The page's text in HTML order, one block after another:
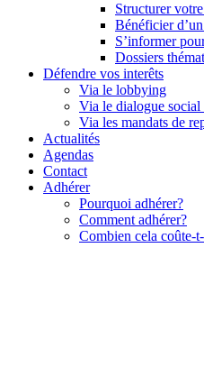
Structurer
Bénéficier
S’informer
Dossiers
Défendre vos interêts
Via le lobbying
Via le dialogue social
Via les mandats de
Actualités
Agendas
Contact
Adhérer
Pourquoi adhérer?
Comment adhérer?
Combien cela coûte-